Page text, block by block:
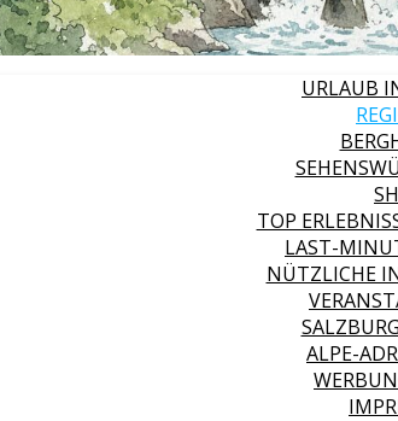
URLAUB
TOP
LAST-
NÜTZLICHE
ALPE-